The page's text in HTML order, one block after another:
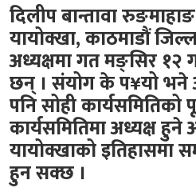
दिलीप बान्तावा
यायोक्खा, काठमाडौं
अध्यक्षमा गत मङ्सिर १२
छन् । संयोग के प¥यो भने
पनि सोही कार्यसमितिको
कार्यसमितिमा अध्यक्ष हुने
यायोक्खाको इतिहासमा
हुन सक्छ ।